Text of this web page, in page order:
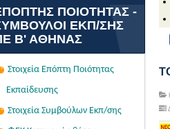
ΠΟΙΌΤΗΤΑΣ -
ΕΚΠ/ΣΗΣ
Β' ΑΘΉΝΑΣ
Στοιχεία Επόπτη Ποιότητας
Εκπαίδευσης
Στοιχεία Συμβούλων Εκπ/σης